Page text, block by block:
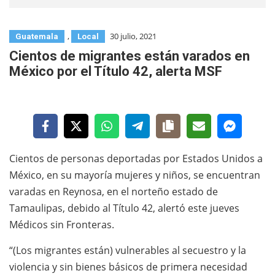
Guatemala , Local 30 julio, 2021
Cientos de migrantes están varados en
México por el Título 42, alerta MSF
Cientos de personas deportadas por Estados Unidos a
México, en su mayoría mujeres y niños, se encuentran
varadas en Reynosa, en el norteño estado de
Tamaulipas, debido al Título 42, alertó este jueves
Médicos sin Fronteras.
“(Los migrantes están) vulnerables al secuestro y la
violencia y sin bienes básicos de primera necesidad